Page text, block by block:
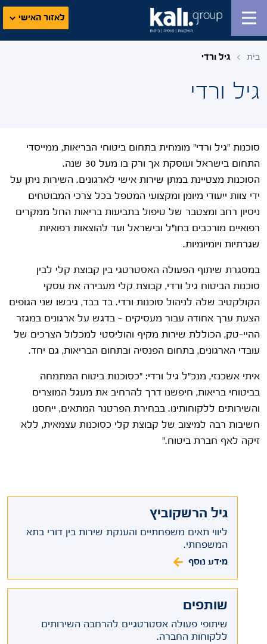
לאזור האישי
בית גיל ורדי
גיל ורדי
סוכנות "גיל ורדי" מומחית בתחום ביטוחי הבריאות, ממייסדי
התחום בישראל ועוסקת אך ורק בו מעל 30 שנה.
הסוכנות מצטיינת במתן שירות אישי לארגונים. השירות ניתן על
ידי צוות ייעודי מיומן ומקצועי המטפל בכל צרכי המבוטחים
ניסיון רחב ומצטבר של טיפול בתביעות בריאות החל ממקרים
רפואיים מורכבים בחו"ל ובישראל ועד להוצאות רפואיות
שגרתיות ויומיומיות.
במסגרת שיתוף הפעולה האסטרטגי בין קבוצת קלי לבין
סוכנות הביטוח גיל ורדי, קבוצת קלי מעבירה את עסקי
הקולקטיב שלה לניהול סוכנות ורדי. בד בבד, גיבשו שני הגופים
הצעת ערך אחודה עבור מעסיקים – בדגש על ארגונים במגזר
ההיי-טק, הכוללת שירות מקיף והוליסטי למכלול הצרכים של
עובדי הארגונים, בתחום הפנסיה ובתחום הבריאות, גם יחד.
איתי אשכנזי, מנכ"ל גיל ורדי: "כסוכנות ביטוח המתמחה
בביטוחי בריאות, חיפשנו דרך להרחיב את מעגל המוצרים
והשירותים ללקוחותינו. בבחירת הפרטנר המתאים, ייחסנו
חשיבות רבה למיצוב של קבוצת קלי כסוכנות עצמאית, ללא
זיקה לאף חברת ביטוח."
גיל הרשקוביץ
ליווי תאים משפחתיים והענקת שירות בין דורי בתא
המשפחתי.
מידע נוסף
שותפים
שיתופי פעולה אסטרטגיים להרחבה השירותים
ללקוחות החברה.